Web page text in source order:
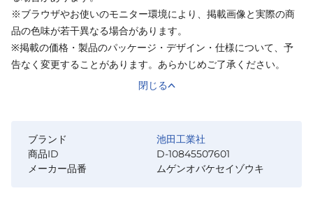
※ブラウザやお使いのモニター環境により、掲載画像と実際の商
品の色味が若干異なる場合があります。
※掲載の価格・製品のパッケージ・デザイン・仕様について、予
告なく変更することがあります。あらかじめご了承ください。
閉じる
ブランド
池田工業社
商品ID
D-10845507601
メーカー品番
ムゲンオバケセイゾウキ